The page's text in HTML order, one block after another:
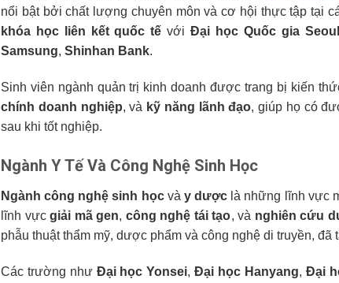
nổi bật bởi chất lượng chuyên môn và cơ hội thực tập tại
khóa học liên kết quốc tế vớiĐại học Quốc gia Seoul
Samsung, Shinhan Bank.
Sinh viên ngành quản trị kinh doanh được trang bị kiến
chính doanh nghiệp, và kỹ năng lãnh đạo, giúp họ có
sau khi tốt nghiệp.
Ngành Y Tế Và Công Nghệ Sinh Học
Ngành công nghệ sinh họcvà y dược là những lĩnh vực
lĩnh vựcgiải mã gen, công nghệ tái tạo, và nghiên cứu
phẫu thuật thẩm mỹ, dược phẩm và công nghệ di truyền,
Các trường như Đại học Yonsei,Đại học Hanyang, Đại